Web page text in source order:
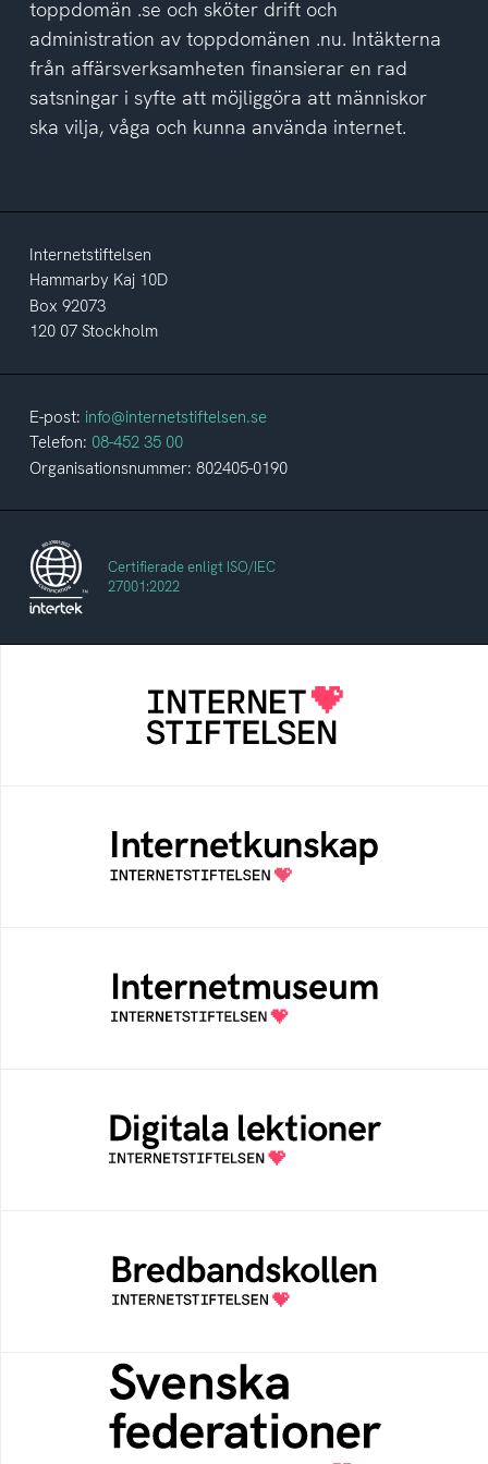
toppdomän .se och sköter drift och
administration av toppdomänen .nu. Intäkterna
från affärsverksamheten finansierar en rad
satsningar i syfte att möjliggöra att människor
ska vilja, våga och kunna använda internet.
Internetstiftelsen
Hammarby Kaj 10D
Box 92073
120 07 Stockholm
E-post: info@internetstiftelsen.se
Telefon: 08-452 35 00
Organisationsnummer: 802405-0190
Certifierade enligt ISO/IEC
27001:2022
Internetstiftelsen verkar för ett internet som
bidrar positivt till människan och samhället
Samlad kunskap som hjälper dig att bli en
säker och medveten internetanvändare
Ett digitalt museum som byggts, och kureras
av Internetstiftelsen
Öppen digital lärresurs med färdiga lektioner
för alla stadier i grundskolan
Bredbandskollen är ett oberoende
konsumentverktyg som drivs av
Internetstiftelsen
Svenska federationer
Grunden för medlemskap i en sektors- eller
kontextspecifik federation